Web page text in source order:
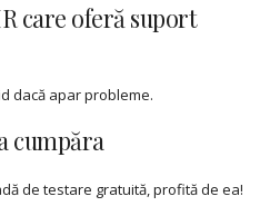
care oferă suport
dacă apar probleme.
cumpăra
de testare gratuită, profită de ea!